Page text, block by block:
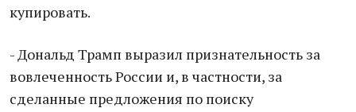
купировать.
- Дональд Трамп выразил признательность за
вовлеченность России и, в частности, за
сделанные предложения по поиску